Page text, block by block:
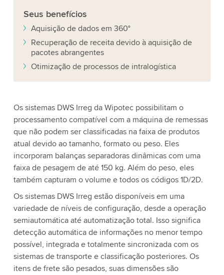
Seus benefícios
Aquisição de dados em 360°
Recuperação de receita devido à aquisição de
pacotes abrangentes
Otimização de processos de intralogística
Os sistemas DWS Irreg da Wipotec possibilitam o
processamento compatível com a máquina de remessas
que não podem ser classificadas na faixa de produtos
atual devido ao tamanho, formato ou peso. Eles
incorporam balanças separadoras dinâmicas com uma
faixa de pesagem de até 150 kg. Além do peso, eles
também capturam o volume e todos os códigos 1D/2D.
Os sistemas DWS Irreg estão disponíveis em uma
variedade de níveis de configuração, desde a operação
semiautomática até automatização total. Isso significa
detecção automática de informações no menor tempo
possível, integrada e totalmente sincronizada com os
sistemas de transporte e classificação posteriores. Os
itens de frete são pesados, suas dimensões são